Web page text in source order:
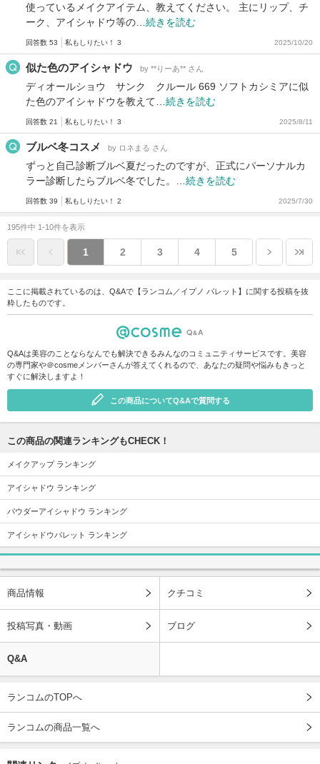
使っているメイクアイテム、教えてください。 主にリップ、チ
ーク、アイシャドウ等の… 続きを読む
回答数 53 私もしりたい！ 3 2025/10/20
似た色のアイシャドウ by **りーあ** さん
ディオールショウ サンク クルール 669 ソフトカシミアに似
た色のアイシャドウを教えて… 続きを読む
回答数 21 私もしりたい！ 3 2025/8/11
ブルベ冬コスメ by ロネまる さん
ずっと自己診断ブルベ夏だったのですが、正式にパーソナルカ
ラー診断したらブルベ冬でした。… 続きを読む
回答数 39 私もしりたい！ 2 2025/7/30
195件中 1-10件を表示
1 2 3 4 5
ここに掲載されているのは、Q&Aで【ランコム／イプノ パレット】に関する投稿を抜
粋したものです。
Q&Aは美容のことならなんでも解決できるみんなのコミュニティサービスです。美容
の専門家や＠cosmeメンバーさんが答えてくれるので、あなたの疑問や悩みもきっと
すぐに解決しますよ！
この商品についてQ&Aで質問する
この商品の関連ランキングもCHECK！
メイクアップ ランキング
アイシャドウ ランキング
パウダーアイシャドウ ランキング
アイシャドウパレット ランキング
商品情報 クチコミ
投稿写真・動画 ブログ
Q&A
ランコムのTOPへ
ランコムの商品一覧へ